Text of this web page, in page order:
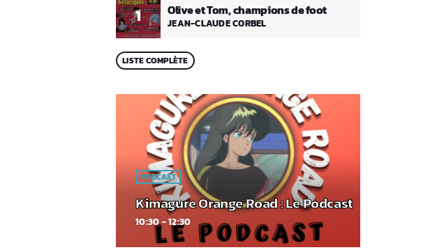
1 Olive et Tom, champions de foot
JEAN-CLAUDE CORBEL
LISTE COMPLÈTE
PODCAST
Kimagure Orange Road : Le Podcast
10:30 - 12:30